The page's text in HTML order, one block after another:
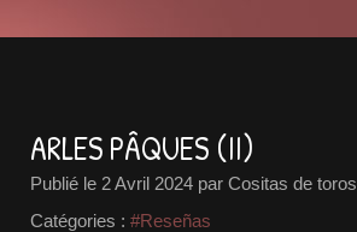
ARLES PÂQUES (II)
Publié le 2 Avril 2024 par Cositas de toros
Catégories : #Reseñas